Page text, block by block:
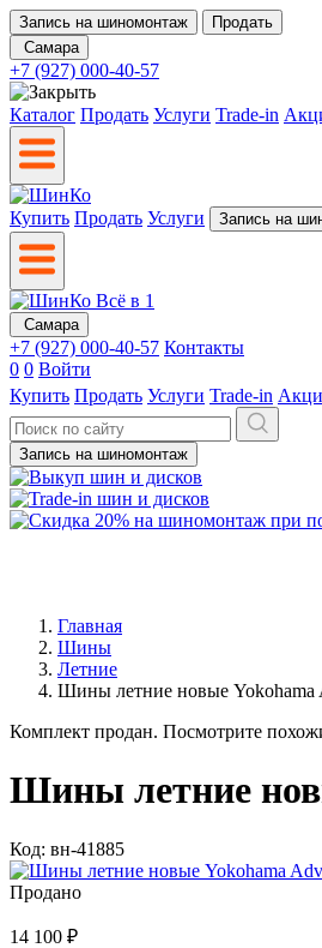
Запись на шиномонтаж
Продать
Самара
+7 (927) 000-40-57
Каталог Продать Услуги Trade-in
Купить Продать Услуги Запись на
Самара
+7 (927) 000-40-57 Контакты
0 0 Войти
Купить Продать Услуги Trade-in
Запись на шиномонтаж
Главная
Шины
Летние
Шины летние новые Yokohama
Комплект продан. Посмотрите
Шины летние
Код: вн-41885
Продано
14 100 ₽